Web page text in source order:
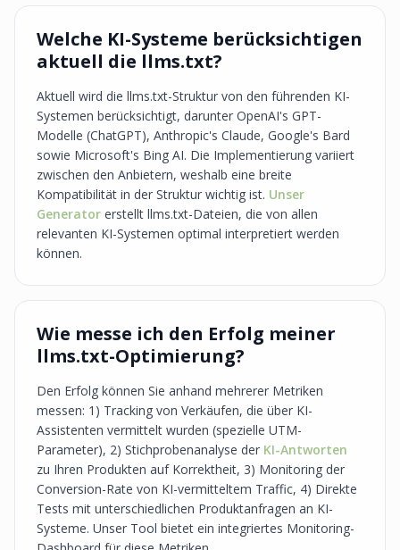
Welche KI-Systeme berücksichtigen
aktuell die llms.txt?
Aktuell wird die llms.txt-Struktur von den führenden KI-
Systemen berücksichtigt, darunter OpenAI's GPT-
Modelle (ChatGPT), Anthropic's Claude, Google's Bard
sowie Microsoft's Bing AI. Die Implementierung variiert
zwischen den Anbietern, weshalb eine breite
Kompatibilität in der Struktur wichtig ist. Unser
Generator erstellt llms.txt-Dateien, die von allen
relevanten KI-Systemen optimal interpretiert werden
können.
Wie messe ich den Erfolg meiner
llms.txt-Optimierung?
Den Erfolg können Sie anhand mehrerer Metriken
messen: 1) Tracking von Verkäufen, die über KI-
Assistenten vermittelt wurden (spezielle UTM-
Parameter), 2) Stichprobenanalyse der KI-Antworten
zu Ihren Produkten auf Korrektheit, 3) Monitoring der
Conversion-Rate von KI-vermitteltem Traffic, 4) Direkte
Tests mit unterschiedlichen Produktanfragen an KI-
Systeme. Unser Tool bietet ein integriertes Monitoring-